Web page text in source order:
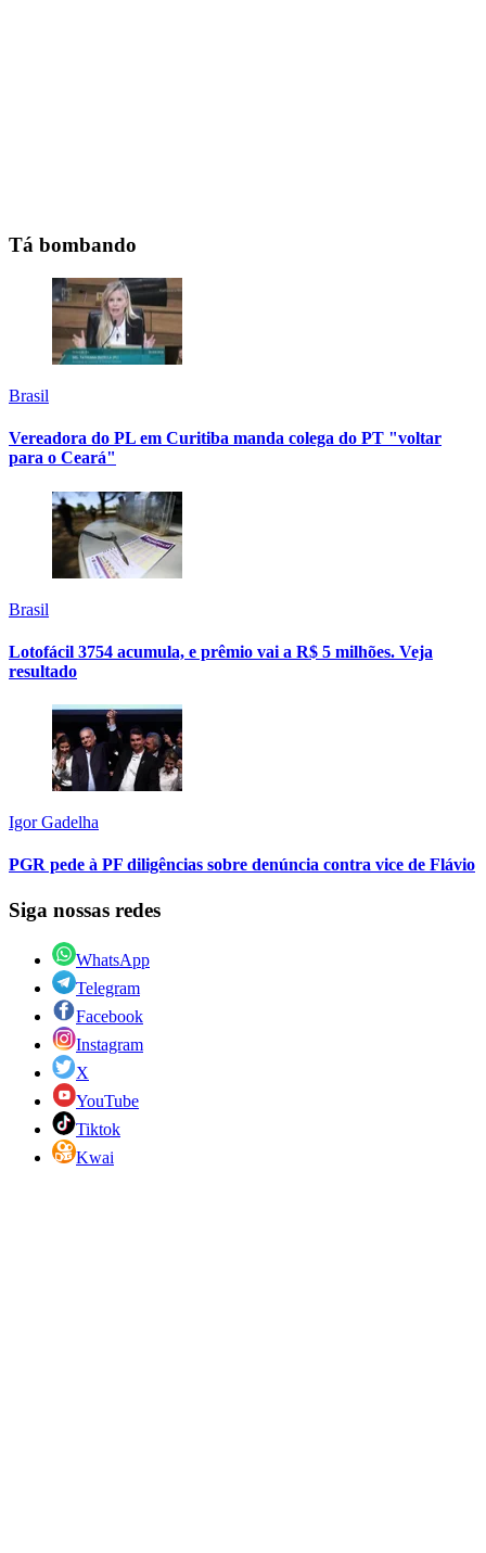
Tá bombando
Brasil
Vereadora do PL em Curitiba manda colega do PT "voltar
para o Ceará"
Brasil
Lotofácil 3754 acumula, e prêmio vai a R$ 5 milhões. Veja
resultado
Igor Gadelha
PGR pede à PF diligências sobre denúncia contra vice de Flávio
Siga nossas redes
WhatsApp
Telegram
Facebook
Instagram
X
YouTube
Tiktok
Kwai